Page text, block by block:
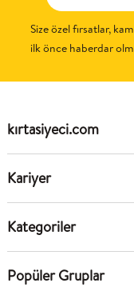
Size özel fırsatlar,
ilk önce haberdar
kırtasiyeci.com
Kariyer
Kategoriler
Popüler Gruplar